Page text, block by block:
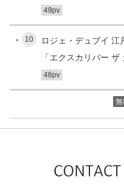
49pv
10
ロジェ・デュブイ 江
「エクスカリバー
48pv